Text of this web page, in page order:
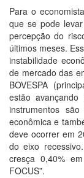
Para o
que se pode
percepção do
últimos meses.
instabilidade
de mercado das
BOVESPA
estão
instrumentos
econômica e
deve ocorrer em
do eixo
cresça 0,40%
FOCUS”.